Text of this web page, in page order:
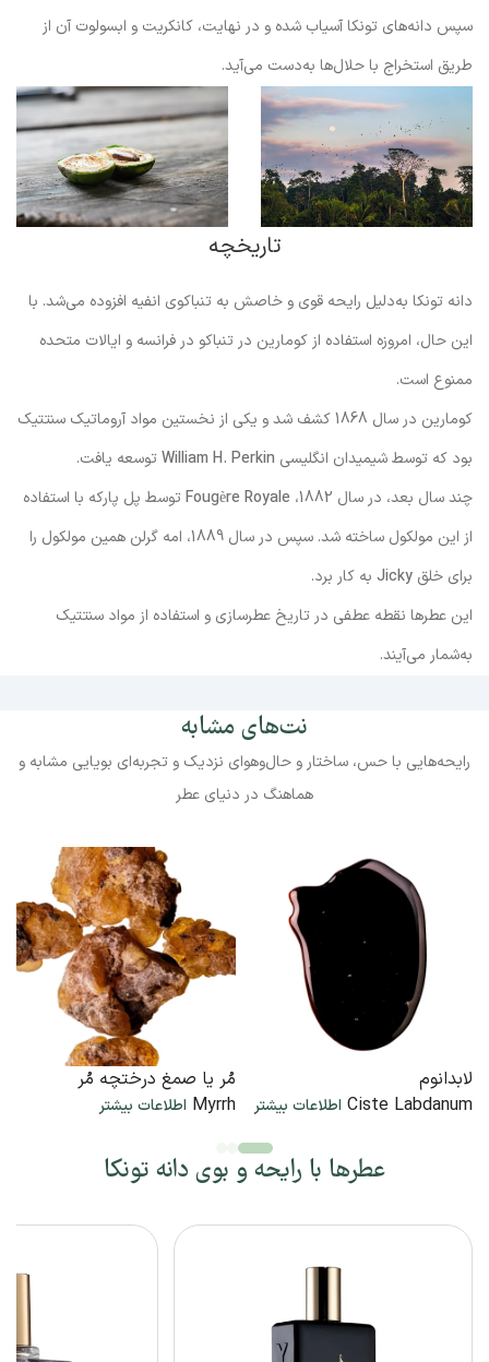
سپس دانه‌های تونکا آسیاب شده و در نهایت، کانکریت و ابسولوت آن از
طریق استخراج با حلال‌ها به‌دست می‌آید.
تاریخچه
دانه تونکا به‌دلیل رایحه قوی و خاصش به تنباکوی انفیه افزوده می‌شد. با
این حال، امروزه استفاده از کومارین در تنباکو در فرانسه و ایالات متحده
ممنوع است.
کومارین در سال 1868 کشف شد و یکی از نخستین مواد آروماتیک سنتتیک
بود که توسط شیمیدان انگلیسی William H. Perkinتوسعه یافت.
چند سال بعد، در سال 1882،
Fougère Royaleتوسط پل پارکه با استفاده
از این مولکول ساخته شد. سپس در سال 1889، امه گرلن همین مولکول را
برای خلق Jicky به کار برد.
این عطرها نقطه عطفی در تاریخ عطرسازی و استفاده از مواد سنتتیک
به‌شمار می‌آیند.
نت‌های مشابه
رایحه‌هایی با حس، ساختار و حال‌وهوای نزدیک و تجربه‌ای بویایی مشابه و
هماهنگ در دنیای عطر
لابدانوم
Ciste Labdanum اطلاعات بیشتر
مُر یا صمغ درختچه مُر
Myrrh اطلاعات بیشتر
عطرها با رایحه و بوی دانه تونکا